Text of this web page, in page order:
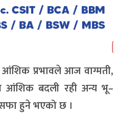
आंशिक प्रभावले आज वाग्मती,
आंशिक बदली रही अन्य भू–
हुने भएको छ ।